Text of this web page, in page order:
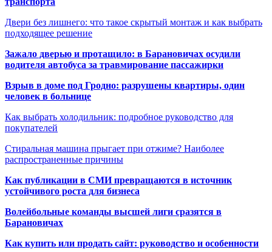
Двери без лишнего: что такое скрытый монтаж и как выбрать
подходящее решение
Зажало дверью и протащило: в Барановичах осудили
водителя автобуса за травмирование пассажирки
Взрыв в доме под Гродно: разрушены квартиры, один
человек в больнице
Как выбрать холодильник: подробное руководство для
покупателей
Стиральная машина прыгает при отжиме? Наиболее
распространенные причины
Как публикации в СМИ превращаются в источник
устойчивого роста для бизнеса
Волейбольные команды высшей лиги сразятся в
Барановичах
Как купить или продать сайт: руководство и особенности